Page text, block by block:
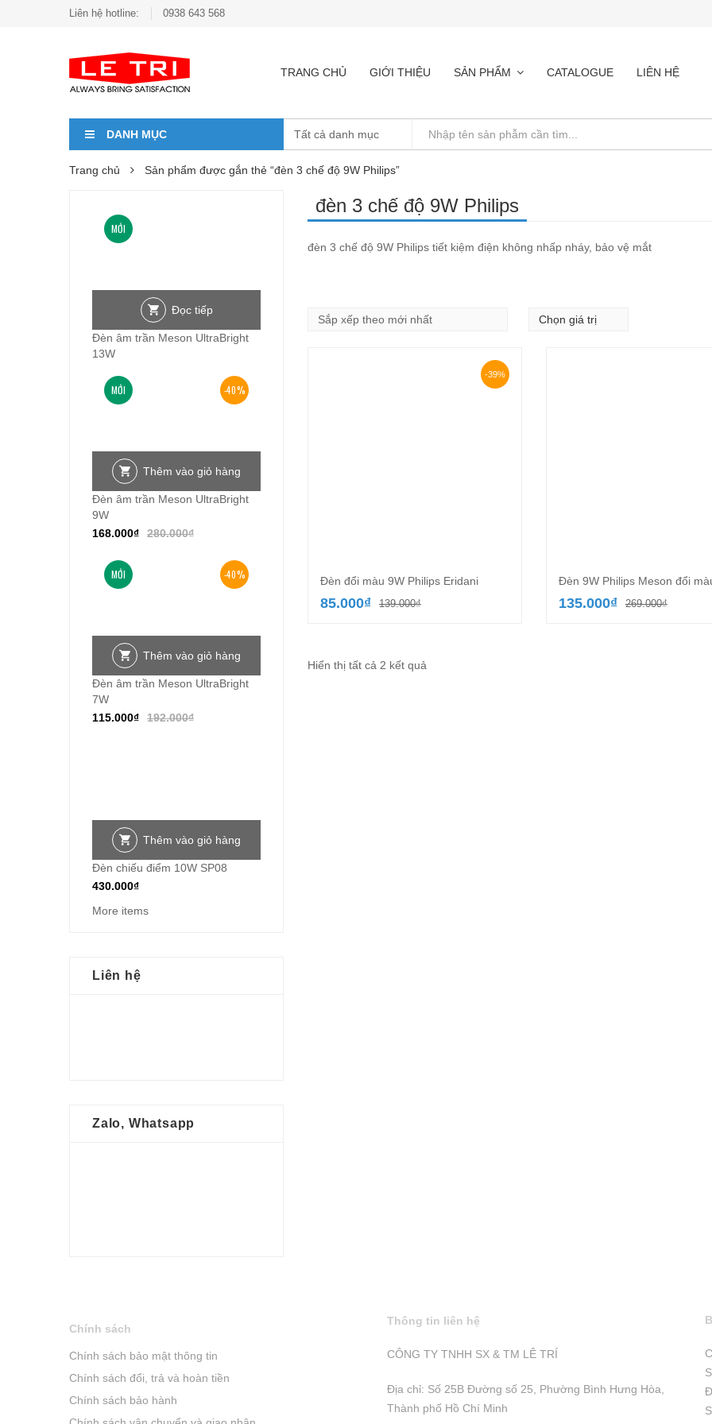
Liên hệ hotline: 0938 643 568
TRANG CHỦ GIỚI THIỆU SẢN PHẨM CATALOGUE LIÊN HỆ
DANH MỤC
Trang chủ Sản phẩm được gắn thẻ “đèn 3 chế độ 9W Philips”
đèn 3 chế độ 9W Philips
đèn 3 chế độ 9W Philips tiết kiệm điện không nhấp nháy, bảo vệ mắt
-39%
Đèn đổi màu 9W Philips Eridani
139.000₫Giá
85.000₫
Giá
85.000₫.
Đèn 9W Philips Meson đổi
269.000₫Giá
135.000₫
Giá
Hiển thị tất cả 2 kết quả
MỚI
Đọc tiếp
Đèn âm trần Meson UltraBright
13W
-40%
MỚI
Thêm vào giỏ hàng
Đèn âm trần Meson UltraBright
9W
280.000₫
168.000₫
-40%
MỚI
Thêm vào giỏ hàng
Đèn âm trần Meson UltraBright
7W
192.000₫
115.000₫
Thêm vào giỏ hàng
Đèn chiếu điểm 10W SP08
430.000₫
More items
Liên hệ
Zalo, Whatsapp
Chính sách
Chính sách bảo mật thông tin
Chính sách đổi, trả và hoàn tiền
Chính sách bảo hành
Thông tin liên hệ
CÔNG TY TNHH SX & TM LÊ TRÍ
Địa chỉ: Số 25B Đường số 25, Phường Bình Hưng Hòa,
Thành phố Hồ Chí Minh